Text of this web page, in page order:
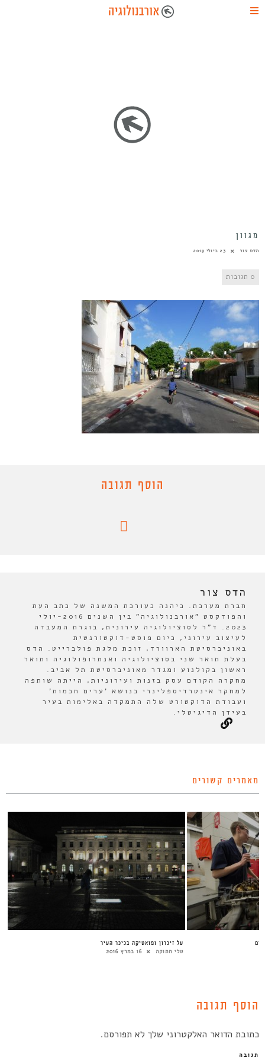
מגוון
הדס צור 23 ביולי 2019
0 תגובות
הוסף תגובה
הדס צור
חברת מערכת. כיהנה כעורכת המשנה של כתב העת
והפודקסט "אורבנולוגיה" בין השנים 2016-יולי
2023. ד"ר לסוציולוגיה עירונית, בוגרת המעבדה
לעיצוב עירוני, כיום פוסט-דוקטורנטית
באוניברסיטת הארוורד, זוכת מלגת פולברייט. הדס
בעלת תואר שני בסוציולוגיה ואנתרופולוגיה ותואר
ראשון בקולנוע ומגדר מאוניברסיטת תל אביב.
מחקרה הקודם עסק בזנות ועירוניות, הייתה שותפה
למחקר אינטרדיספלינרי בנושא 'ערים חכמות'
ועבודת הדוקטורט שלה התמקדה באלימות בעיר
בעידן הדיגיטלי.
מאמרים קשורים
על זיכרון ופואטיקה בכיכר העיר
טלי חתוקה 16 במרץ 2016
הוסף תגובה
כתובת הדואר האלקטרוני שלך לא תפורסם.
תגובה